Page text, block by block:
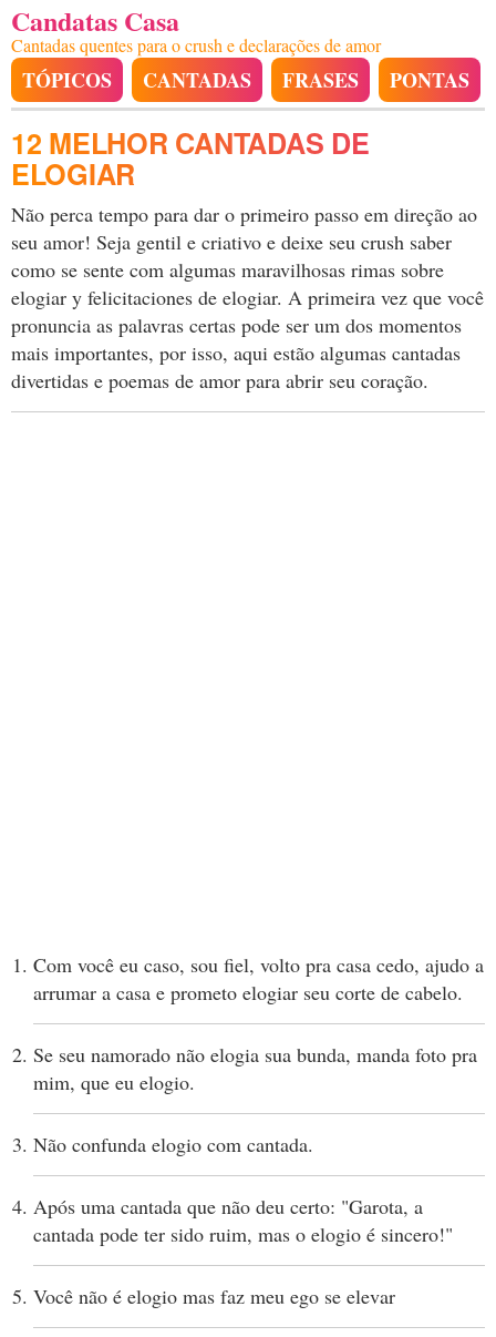
Candatas Casa
Cantadas quentes para o crush e declarações de amor
TÓPICOS CANTADAS FRASES PONTAS
12 MELHOR CANTADAS DE
ELOGIAR
Não perca tempo para dar o primeiro passo em direção ao
seu amor! Seja gentil e criativo e deixe seu crush saber
como se sente com algumas maravilhosas rimas sobre
elogiar y felicitaciones de elogiar. A primeira vez que você
pronuncia as palavras certas pode ser um dos momentos
mais importantes, por isso, aqui estão algumas cantadas
divertidas e poemas de amor para abrir seu coração.
Com você eu caso, sou fiel, volto pra casa cedo, ajudo a
arrumar a casa e prometo elogiar seu corte de cabelo.
Se seu namorado não elogia sua bunda, manda foto pra
mim, que eu elogio.
Não confunda elogio com cantada.
Após uma cantada que não deu certo: "Garota, a
cantada pode ter sido ruim, mas o elogio é sincero!"
Você não é elogio mas faz meu ego se elevar